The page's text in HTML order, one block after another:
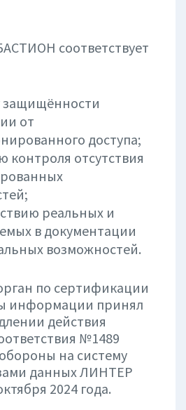
соответствует
защищённости
от
доступа;
контроля отсутствия
реальных и
в документации
возможностей.
по сертификации
информации принял
действия
№1489
на систему
данных ЛИНТЕР
2024 года.